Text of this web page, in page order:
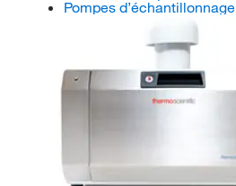
Pompes d’échantillonnage